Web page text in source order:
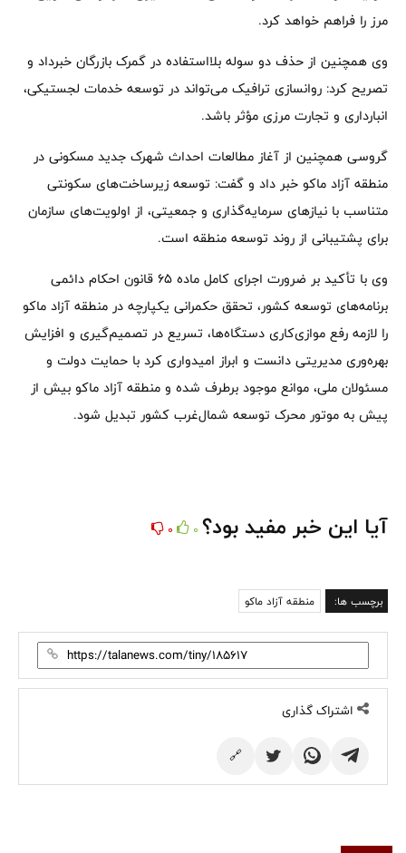
مرز را فراهم خواهد کرد.
وی همچنین از حذف دو سوله بلااستفاده در گمرک بازرگان خبرداد و
تصریح کرد: روانسازی ترافیک می‌تواند در توسعه خدمات لجستیکی،
انبارداری و تجارت مرزی مؤثر باشد.
گروسی همچنین از آغاز مطالعات احداث شهرک جدید مسکونی در
منطقه آزاد ماکو خبر داد و گفت: توسعه زیرساخت‌های سکونتی
متناسب با نیازهای سرمایه‌گذاری و جمعیتی، از اولویت‌های سازمان
برای پشتیبانی از روند توسعه منطقه است.
وی با تأکید بر ضرورت اجرای کامل ماده ۶۵ قانون احکام دائمی
برنامه‌های توسعه کشور، تحقق حکمرانی یکپارچه در منطقه آزاد ماکو
را لازمه رفع موازی‌کاری دستگاه‌ها، تسریع در تصمیم‌گیری و افزایش
بهره‌وری مدیریتی دانست و ابراز امیدواری کرد با حمایت دولت و
مسئولان ملی، موانع موجود برطرف شده و منطقه آزاد ماکو بیش از
پیش به موتور محرک توسعه شمال‌غرب کشور تبدیل شود.
آیا این خبر مفید بود؟ 0
0
برچسب ها: منطقه آزاد ماکو
اشتراک گذاری
🔗